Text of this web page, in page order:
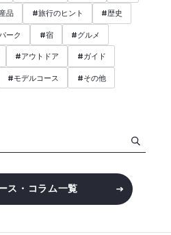
品 #旅行のヒント #歴史
ーク #宿 #グルメ
#アウトドア #ガイド
#モデルコース #その他
ス・コラム一覧